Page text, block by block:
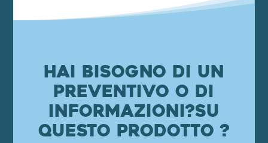
Hai bisogno di un
preventivo o di
informazioni?su
questo prodotto ?